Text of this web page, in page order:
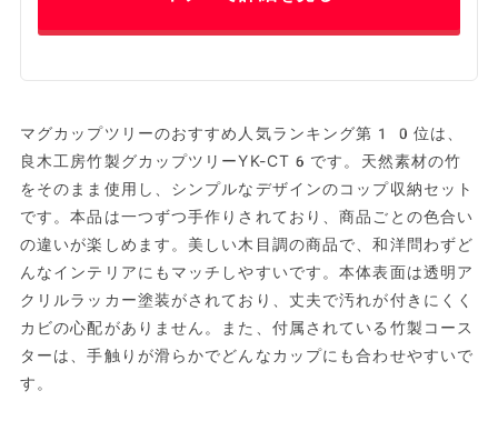
マグカップツリーのおすすめ人気ランキング第10位は、
良木工房竹製グカップツリーYK-CT6です。天然素材の竹
をそのまま使用し、シンプルなデザインのコップ収納セット
です。本品は一つずつ手作りされており、商品ごとの色合い
の違いが楽しめます。美しい木目調の商品で、和洋問わずど
んなインテリアにもマッチしやすいです。本体表面は透明ア
クリルラッカー塗装がされており、丈夫で汚れが付きにくく
カビの心配がありません。また、付属されている竹製コース
ターは、手触りが滑らかでどんなカップにも合わせやすいで
す。